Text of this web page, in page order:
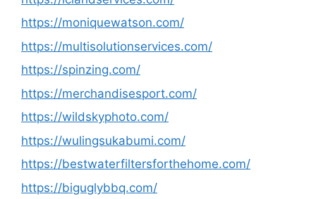
https://moniquewatson.com/
https://multisolutionservices.com/
https://spinzing.com/
https://merchandisesport.com/
https://wildskyphoto.com/
https://wulingsukabumi.com/
https://bestwaterfiltersforthehome.com/
https://biguglybbq.com/